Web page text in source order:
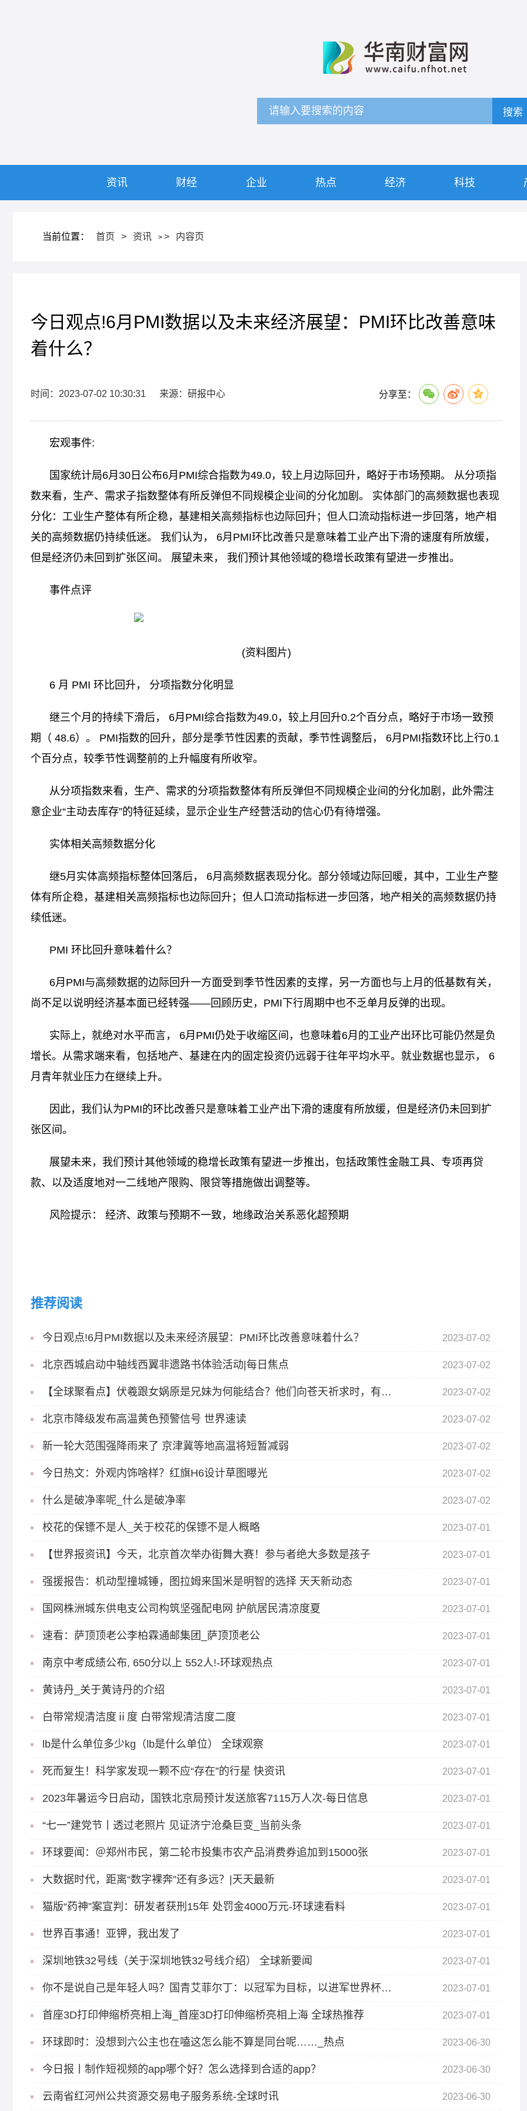
搜索
资讯 财经 企业 热点 经济 科技
当前位置： 首页 > 资讯 > > 内容页
今日观点!6月PMI数据以及未来经济展望：PMI环比改善意味
着什么？
时间：2023-07-02 10:30:31 来源：研报中心 分享至：
宏观事件:
国家统计局6月30日公布6月PMI综合指数为49.0，较上月边际回升，略好于市场预期。 从分项指
数来看，生产、需求子指数整体有所反弹但不同规模企业间的分化加剧。 实体部门的高频数据也表现
分化：工业生产整体有所企稳，基建相关高频指标也边际回升；但人口流动指标进一步回落，地产相
关的高频数据仍持续低迷。 我们认为， 6月PMI环比改善只是意味着工业产出下滑的速度有所放缓，
但是经济仍未回到扩张区间。 展望未来， 我们预计其他领域的稳增长政策有望进一步推出。
事件点评
(资料图片)
6 月 PMI 环比回升， 分项指数分化明显
继三个月的持续下滑后， 6月PMI综合指数为49.0，较上月回升0.2个百分点，略好于市场一致预
期（ 48.6）。 PMI指数的回升，部分是季节性因素的贡献，季节性调整后， 6月PMI指数环比上行0.1
个百分点，较季节性调整前的上升幅度有所收窄。
从分项指数来看，生产、需求的分项指数整体有所反弹但不同规模企业间的分化加剧，此外需注
意企业“主动去库存”的特征延续，显示企业生产经营活动的信心仍有待增强。
实体相关高频数据分化
继5月实体高频指标整体回落后， 6月高频数据表现分化。部分领域边际回暖，其中，工业生产整
体有所企稳，基建相关高频指标也边际回升；但人口流动指标进一步回落，地产相关的高频数据仍持
续低迷。
PMI 环比回升意味着什么？
6月PMI与高频数据的边际回升一方面受到季节性因素的支撑，另一方面也与上月的低基数有关，
尚不足以说明经济基本面已经转强——回顾历史，PMI下行周期中也不乏单月反弹的出现。
实际上，就绝对水平而言， 6月PMI仍处于收缩区间，也意味着6月的工业产出环比可能仍然是负
增长。从需求端来看，包括地产、基建在内的固定投资仍远弱于往年平均水平。就业数据也显示， 6
月青年就业压力在继续上升。
因此，我们认为PMI的环比改善只是意味着工业产出下滑的速度有所放缓，但是经济仍未回到扩
张区间。
展望未来，我们预计其他领域的稳增长政策有望进一步推出，包括政策性金融工具、专项再贷
款、以及适度地对一二线地产限购、限贷等措施做出调整等。
风险提示： 经济、政策与预期不一致，地缘政治关系恶化超预期
推荐阅读
今日观点!6月PMI数据以及未来经济展望：PMI环比改善意味着什么？ 2023-07-02
北京西城启动中轴线西翼非遗路书体验活动|每日焦点 2023-07-02
【全球聚看点】伏羲跟女娲原是兄妹为何能结合？他们向苍天祈求时，有什么指示？ 2023-07-02
北京市降级发布高温黄色预警信号 世界速读 2023-07-02
新一轮大范围强降雨来了 京津冀等地高温将短暂减弱 2023-07-02
今日热文：外观内饰啥样？红旗H6设计草图曝光 2023-07-02
什么是破净率呢_什么是破净率 2023-07-02
校花的保镖不是人_关于校花的保镖不是人概略 2023-07-01
【世界报资讯】今天，北京首次举办街舞大赛！参与者绝大多数是孩子 2023-07-01
强援报告：机动型撞城锤，图拉姆来国米是明智的选择 天天新动态 2023-07-01
国网株洲城东供电支公司构筑坚强配电网 护航居民清凉度夏 2023-07-01
速看：萨顶顶老公李柏霖通邮集团_萨顶顶老公 2023-07-01
南京中考成绩公布, 650分以上 552人!-环球观热点 2023-07-01
黄诗丹_关于黄诗丹的介绍 2023-07-01
白带常规清洁度ⅱ度 白带常规清洁度二度 2023-07-01
lb是什么单位多少kg（lb是什么单位） 全球观察 2023-07-01
死而复生！科学家发现一颗不应“存在”的行星 快资讯 2023-07-01
2023年暑运今日启动，国铁北京局预计发送旅客7115万人次-每日信息 2023-07-01
“七一”建党节丨透过老照片 见证济宁沧桑巨变_当前头条 2023-07-01
环球要闻：＠郑州市民，第二轮市投集市农产品消费券追加到15000张 2023-07-01
大数据时代，距离“数字裸奔”还有多远？|天天最新 2023-07-01
猫版“药神”案宣判：研发者获刑15年 处罚金4000万元-环球速看料 2023-07-01
世界百事通！亚钾，我出发了 2023-07-01
深圳地铁32号线（关于深圳地铁32号线介绍） 全球新要闻 2023-07-01
你不是说自己是年轻人吗？国青艾菲尔丁：以冠军为目标，以进军世界杯为目标 每日动态 2023-07-01
首座3D打印伸缩桥亮相上海_首座3D打印伸缩桥亮相上海 全球热推荐 2023-07-01
环球即时：没想到六公主也在嗑这怎么能不算是同台呢……_热点 2023-06-30
今日报丨制作短视频的app哪个好？怎么选择到合适的app？ 2023-06-30
云南省红河州公共资源交易电子服务系统-全球时讯 2023-06-30